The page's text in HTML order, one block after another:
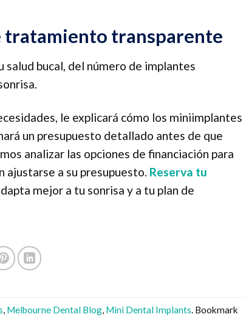
tratamiento transparente
bucal, del número de implantes
le explicará cómo los miniimplantes
un presupuesto detallado antes de que
analizar las opciones de financiación para
ajustarse a su presupuesto. Reserva tu
mejor a tu sonrisa y a tu plan de
, Melbourne Dental Blog, Mini Dental Implants. Bookmark